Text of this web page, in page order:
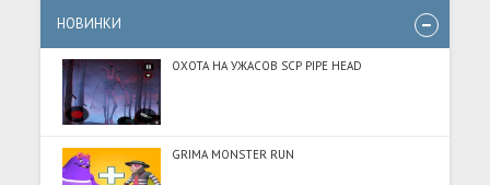
НОВИНКИ
ОХОТА НА УЖАСОВ SCP PIPE HEAD
GRIMA MONSTER RUN